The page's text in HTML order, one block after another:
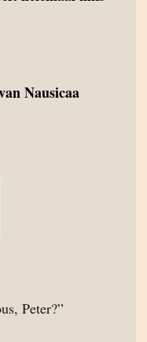
Nausicaa
Peter?”